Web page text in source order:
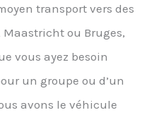
transport vers des
ou Bruges,
vous ayez besoin
un groupe ou d’un
avons le véhicule